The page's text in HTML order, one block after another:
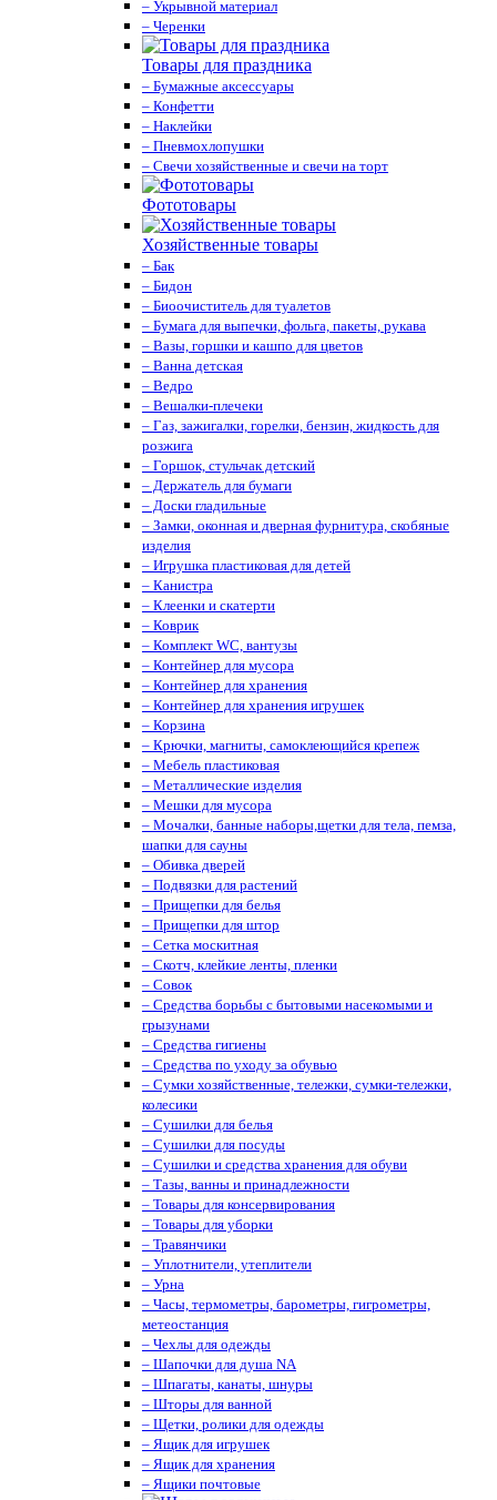
– Укрывной материал
– Черенки
Товары для праздника
– Бумажные аксессуары
– Конфетти
– Наклейки
– Пневмохлопушки
– Свечи хозяйственные и свечи на торт
Фототовары
Хозяйственные товары
– Бак
– Бидон
– Биоочиститель для туалетов
– Бумага для выпечки, фольга, пакеты, рукава
– Вазы, горшки и кашпо для цветов
– Ванна детская
– Ведро
– Вешалки-плечеки
– Газ, зажигалки, горелки, бензин, жидкость для
розжига
– Горшок, стульчак детский
– Держатель для бумаги
– Доски гладильные
– Замки, оконная и дверная фурнитура, скобяные
изделия
– Игрушка пластиковая для детей
– Канистра
– Клеенки и скатерти
– Коврик
– Комплект WC, вантузы
– Контейнер для мусора
– Контейнер для хранения
– Контейнер для хранения игрушек
– Корзина
– Крючки, магниты, cамоклеющийся крепеж
– Мебель пластиковая
– Металлические изделия
– Мешки для мусора
– Мочалки, банные наборы,щетки для тела, пемза,
шапки для сауны
– Обивка дверей
– Подвязки для растений
– Прищепки для белья
– Прищепки для штор
– Сетка москитная
– Скотч, клейкие ленты, пленки
– Совок
– Средства борьбы с бытовыми насекомыми и
грызунами
– Средства гигиены
– Средства по уходу за обувью
– Сумки хозяйственные, тележки, сумки-тележки,
колесики
– Сушилки для белья
– Сушилки для посуды
– Сушилки и средства хранения для обуви
– Тазы, ванны и принадлежности
– Товары для консервирования
– Товары для уборки
– Травянчики
– Уплотнители, утеплители
– Урна
– Часы, термометры, барометры, гигрометры,
метеостанция
– Чехлы для одежды
– Шапочки для душа NA
– Шпагаты, канаты, шнуры
– Шторы для ванной
– Щетки, ролики для одежды
– Ящик для игрушек
– Ящик для хранения
– Ящики почтовые